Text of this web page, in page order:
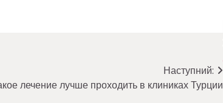
Наступний:
лечение лучше проходить в клиниках Турции